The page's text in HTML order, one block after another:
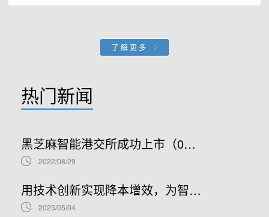
了解更多
热门新闻
黑芝麻智能港交所成功上市（02533.HK）：车规级SoC领军者加速全球布局
2022/08/29
用技术创新实现降本增效，为智能汽车产业发展贡献“芯”力量
2023/05/04